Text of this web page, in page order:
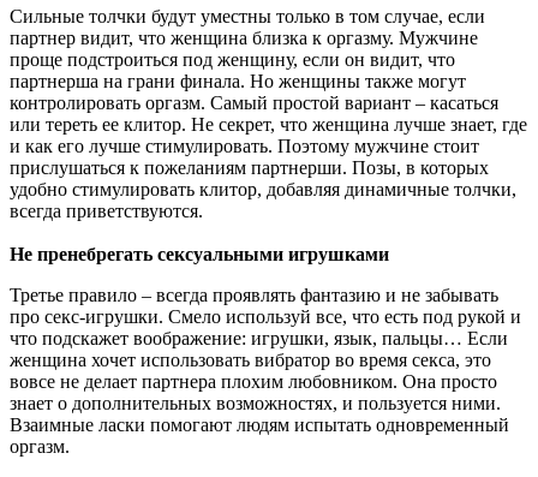
Сильные толчки будут уместны только в том случае, если
партнер видит, что женщина близка к оргазму. Мужчине
проще подстроиться под женщину, если он видит, что
партнерша на грани финала. Но женщины также могут
контролировать оргазм. Самый простой вариант – касаться
или тереть ее клитор. Не секрет, что женщина лучше знает, где
и как его лучше стимулировать. Поэтому мужчине стоит
прислушаться к пожеланиям партнерши. Позы, в которых
удобно стимулировать клитор, добавляя динамичные толчки,
всегда приветствуются.
Не пренебрегать сексуальными игрушками
Третье правило – всегда проявлять фантазию и не забывать
про секс-игрушки. Смело используй все, что есть под рукой и
что подскажет воображение: игрушки, язык, пальцы… Если
женщина хочет использовать вибратор во время секса, это
вовсе не делает партнера плохим любовником. Она просто
знает о дополнительных возможностях, и пользуется ними.
Взаимные ласки помогают людям испытать одновременный
оргазм.